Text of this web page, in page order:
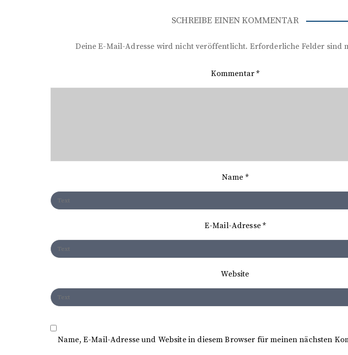
g
i
a
o
SCHREIBE EINEN KOMMENTAR
Deine E-Mail-Adresse wird nicht veröffentlicht. Erforderliche Felder sind
Kommentar*
Name *
E-Mail-Adresse*
Website
Name, E-Mail-Adresse und Website in diesem Browser für meinen nächsten